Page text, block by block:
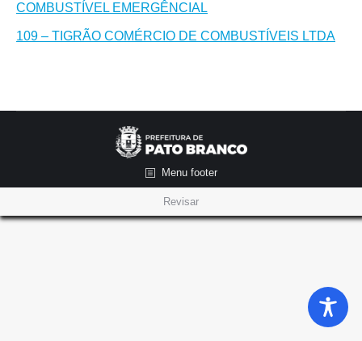
COMBUSTÍVEL EMERGÊNCIAL
109 – TIGRÃO COMÉRCIO DE COMBUSTÍVEIS LTDA
Menu footer
Revisar